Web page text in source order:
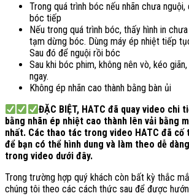
Trong quá trình bóc nếu nhãn chưa
bóc tiếp
Nếu trong quá trình bóc, thấy hình in
tạm dừng bóc. Dùng máy ép nhiệt tiếp
Sau đó để nguội rồi bóc
Sau khi bóc phim, không nên vò, kéo
ngay.
Không ép nhãn cao thành bằng bàn ủi
ĐẶC BIỆT, HATC đã quay video chi
bằng nhãn ép nhiệt cao thành lên vải bằng
nhất. Các thao tác trong video HATC đã cố
để bạn có thể hình dung và làm theo dễ
trong video dưới đây.
Trong trường hợp quý khách còn bất kỳ thắc
chúng tôi theo các cách thức sau để được